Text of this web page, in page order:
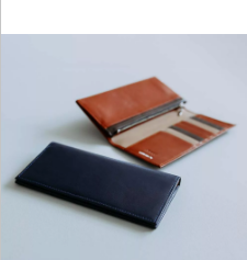
商品カード。商品: シンプル